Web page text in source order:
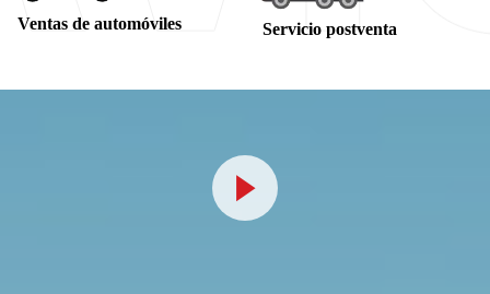
Ventas de automóviles Servicio postventa
